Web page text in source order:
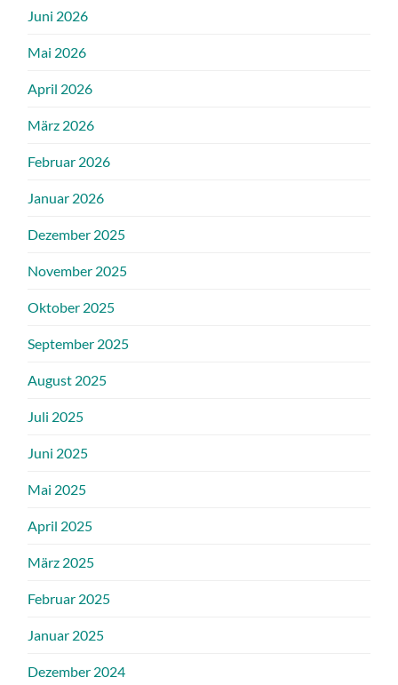
Juni 2026
Mai 2026
April 2026
März 2026
Februar 2026
Januar 2026
Dezember 2025
November 2025
Oktober 2025
September 2025
August 2025
Juli 2025
Juni 2025
Mai 2025
April 2025
März 2025
Februar 2025
Januar 2025
Dezember 2024